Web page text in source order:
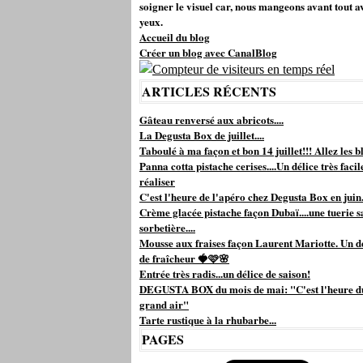
soigner le visuel car, nous mangeons avant tout
yeux.
Accueil du blog
Créer un blog avec CanalBlog
ARTICLES RÉCENTS
Gâteau renversé aux abricots....
La Degusta Box de juillet....
Taboulé à ma façon et bon 14 juillet!!! Allez les
Panna cotta pistache cerises....Un délice très
réaliser
C'est l'heure de l'apéro chez Degusta Box en
Crème glacée pistache façon Dubaï....une tuerie
sorbetière....
Mousse aux fraises façon Laurent Mariotte. Un
de fraîcheur 🍓🩷🌸
Entrée très radis...un délice de saison!
DEGUSTA BOX du mois de mai: "C'est l'heure
grand air"
Tarte rustique à la rhubarbe...
PAGES